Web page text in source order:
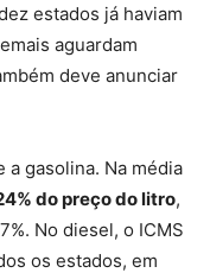
estados já haviam
aguardam
deve anunciar
gasolina. Na média
do preço do litro,
No diesel, o ICMS
os estados, em